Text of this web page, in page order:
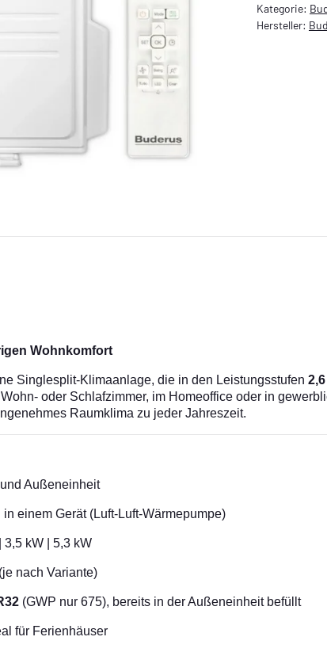
Kategorie:
Hersteller:
Wohnkomfort
Singlesplit-Klimaanlage, die in den Leistungsstufen
oder Schlafzimmer, im Homeoffice oder in
Raumklima zu jeder Jahreszeit.
Außeneinheit
in einem Gerät (Luft-Luft-Wärmepumpe)
3,5 kW | 5,3 kW
(je nach Variante)
(GWP nur 675), bereits in der Außeneinheit befüllt
für Ferienhäuser